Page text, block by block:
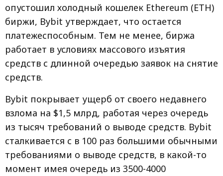
опустошил холодный кошелек Ethereum (ETH)
биржи, Bybit утверждает, что остается
платежеспособным. Тем не менее, биржа
работает в условиях массового изъятия
средств с длинной очередью заявок на снятие
средств.
Bybit покрывает ущерб от своего недавнего
взлома на $1,5 млрд, работая через очередь
из тысяч требований о выводе средств. Bybit
сталкивается с в 100 раз большими обычными
требованиями о выводе средств, в какой-то
момент имея очередь из 3500-4000